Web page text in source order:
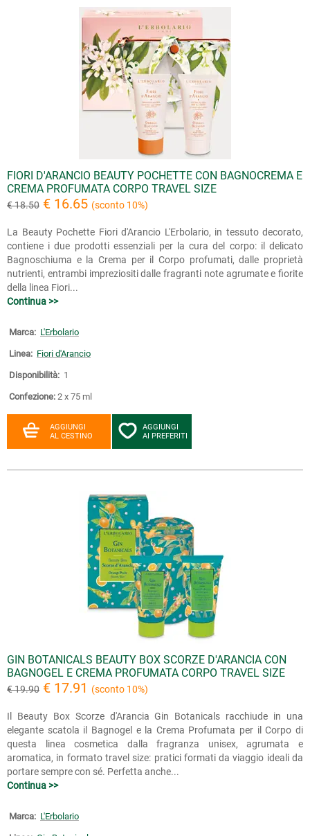
FIORI D'ARANCIO BEAUTY POCHETTE CON BAGNOCREMA E
CREMA PROFUMATA CORPO TRAVEL SIZE
€ 18.50 € 16.65 (sconto 10%)
La Beauty Pochette Fiori d'Arancio L'Erbolario, in tessuto decorato,
contiene i due prodotti essenziali per la cura del corpo: il delicato
Bagnoschiuma e la Crema per il Corpo profumati, dalle proprietà
nutrienti, entrambi impreziositi dalle fragranti note agrumate e fiorite
della linea Fiori...
Continua >>
Marca: L'Erbolario
Linea: Fiori d'Arancio
Disponibilità: 1
Confezione: 2 x 75 ml
AGGIUNGI
AL CESTINO
AGGIUNGI
AI PREFERITI
GIN BOTANICALS BEAUTY BOX SCORZE D'ARANCIA CON
BAGNOGEL E CREMA PROFUMATA CORPO TRAVEL SIZE
€ 19.90 € 17.91 (sconto 10%)
Il Beauty Box Scorze d'Arancia Gin Botanicals racchiude in una
elegante scatola il Bagnogel e la Crema Profumata per il Corpo di
questa linea cosmetica dalla fragranza unisex, agrumata e
aromatica, in formato travel size: pratici formati da viaggio ideali da
portare sempre con sé. Perfetta anche...
Continua >>
Marca: L'Erbolario